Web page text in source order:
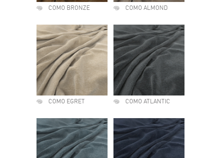
COMO BRONZE COMO ALMOND
COMO EGRET COMO ATLANTIC